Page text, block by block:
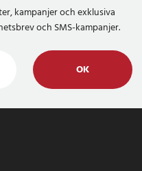
kampanjer och exklusiva
och SMS-kampanjer.
OK